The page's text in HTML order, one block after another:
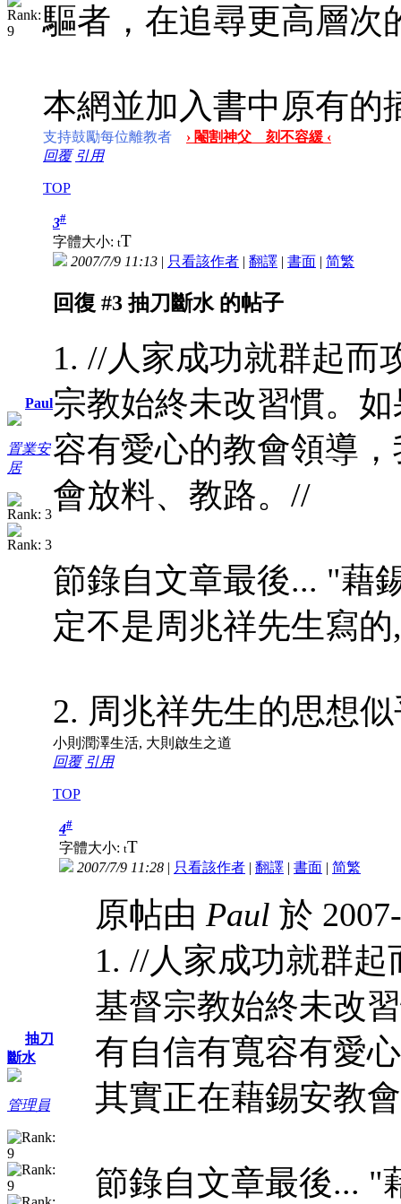
驅者，在追尋更高層次
本網並加入書中原有的
支持鼓勵每位離教者
› 閹割神父 刻不容緩 ‹
回覆 引用
TOP
Paul
置業安
居
3#
字體大小: tT
2007/7/9 11:13 | 只看該作者 | 翻譯 | 書面 | 简繁
回復 #3 抽刀斷水 的帖子
1. //人家成功就群起而
宗教始終未改習慣。
容有愛心的教會領導
會放料、教路。//
節錄自文章最後... "藉
定不是周兆祥先生寫
2. 周兆祥先生的思想似
小則潤澤生活, 大則啟生之道
回覆 引用
TOP
抽刀
斷水
管理員
4#
字體大小: tT
2007/7/9 11:28 | 只看該作者 | 翻譯 | 書面 | 简繁
原帖由 Paul 於
1. //人家成功就群
基督宗教始終未改
有自信有寬容有愛
其實正在藉錫安教
節錄自文章最後... "